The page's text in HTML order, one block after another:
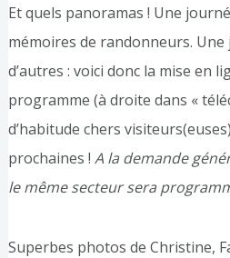
Et quels panoramas ! Une
mémoires de randonneurs.
d’autres : voici donc la mise en
programme (à droite dans «
d’habitude chers
prochaines ! A la demande
le même secteur sera
Superbes photos de Christine,